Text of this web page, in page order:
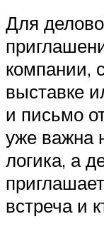
Для
компании,
выставке
и письмо
уже важна
логика, а
встреча и